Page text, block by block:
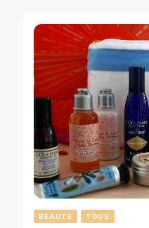
BEAUTÉ TOUS